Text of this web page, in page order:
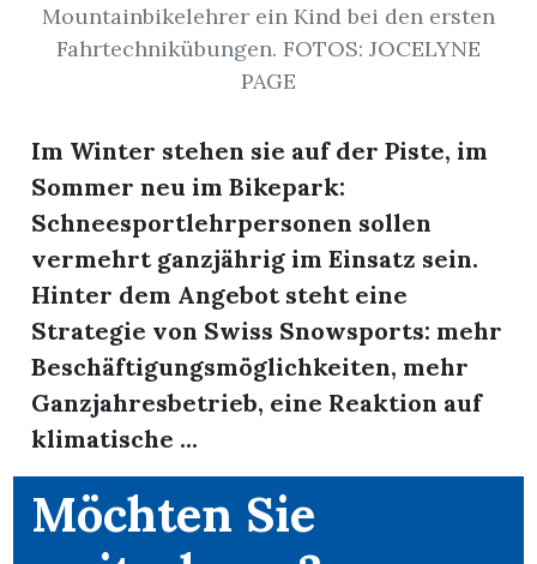
Mountainbikelehrer ein Kind bei den ersten
Fahrtechnikübungen. FOTOS: JOCELYNE
PAGE
Im Winter stehen sie auf der Piste, im
Sommer neu im Bikepark:
Schneesportlehrpersonen sollen
vermehrt ganzjährig im Einsatz sein.
Hinter dem Angebot steht eine
Strategie von Swiss Snowsports: mehr
Beschäftigungsmöglichkeiten, mehr
Ganzjahresbetrieb, eine Reaktion auf
klimatische ...
Möchten Sie